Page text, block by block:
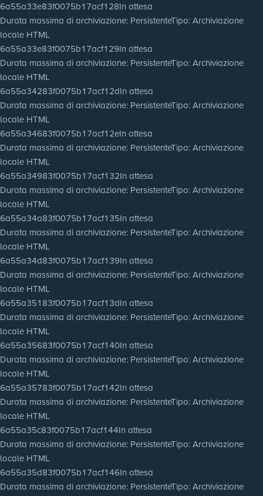
6a55a33e83f0075b17acf128In attesa
Durata massima di archiviazione: PersistenteTipo: Archiviazione
locale HTML
6a55a33e83f0075b17acf129In attesa
Durata massima di archiviazione: PersistenteTipo: Archiviazione
locale HTML
6a55a34283f0075b17acf12dIn attesa
Durata massima di archiviazione: PersistenteTipo: Archiviazione
locale HTML
6a55a34683f0075b17acf12eIn attesa
Durata massima di archiviazione: PersistenteTipo: Archiviazione
locale HTML
6a55a34983f0075b17acf132In attesa
Durata massima di archiviazione: PersistenteTipo: Archiviazione
locale HTML
6a55a34a83f0075b17acf135In attesa
Durata massima di archiviazione: PersistenteTipo: Archiviazione
locale HTML
6a55a34d83f0075b17acf139In attesa
Durata massima di archiviazione: PersistenteTipo: Archiviazione
locale HTML
6a55a35183f0075b17acf13dIn attesa
Durata massima di archiviazione: PersistenteTipo: Archiviazione
locale HTML
6a55a35683f0075b17acf140In attesa
Durata massima di archiviazione: PersistenteTipo: Archiviazione
locale HTML
6a55a35783f0075b17acf142In attesa
Durata massima di archiviazione: PersistenteTipo: Archiviazione
locale HTML
6a55a35c83f0075b17acf144In attesa
Durata massima di archiviazione: PersistenteTipo: Archiviazione
locale HTML
6a55a35d83f0075b17acf146In attesa
Durata massima di archiviazione: PersistenteTipo: Archiviazione